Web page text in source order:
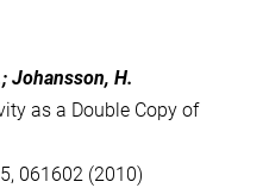
Johansson, H.
as a Double Copy of
061602 (2010)